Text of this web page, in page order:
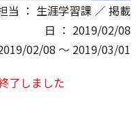
当 ： 生涯学習課 ／ 掲載
日 ： 2019/02/08
02/08 〜 2019/03/01
了しました